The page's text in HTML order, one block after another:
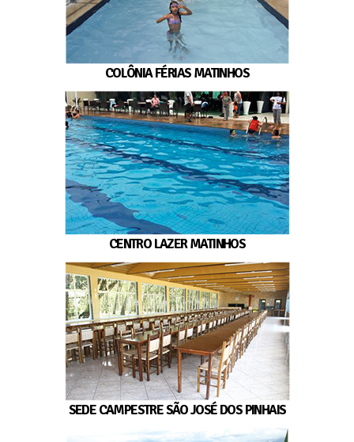
COLÔNIA FÉRIAS MATINHOS
CENTRO LAZER MATINHOS
SEDE CAMPESTRE SÃO JOSÉ DOS PINHAIS